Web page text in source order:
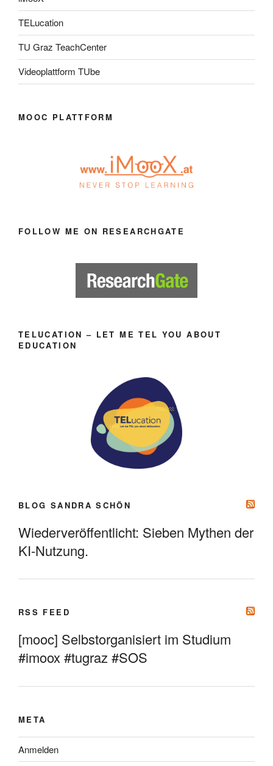
TELucation
TU Graz TeachCenter
Videoplattform TUbe
MOOC PLATTFORM
FOLLOW ME ON RESEARCHGATE
TELUCATION – LET ME TEL YOU ABOUT
EDUCATION
BLOG SANDRA SCHÖN
Wiederveröffentlicht: Sieben Mythen der
KI-Nutzung.
RSS FEED
[mooc] Selbstorganisiert im Studium
#imoox #tugraz #SOS
META
Anmelden